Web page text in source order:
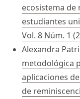
ecosistema de
estudiantes
Vol. 8 Núm. 1
Alexandra
metodológica
aplicaciones
de